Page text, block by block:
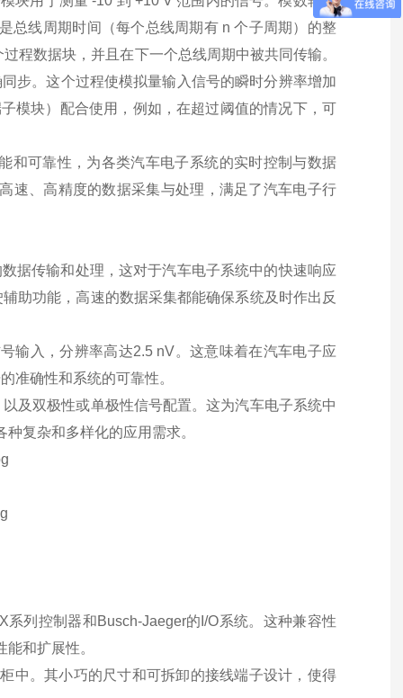
总线周期时间（每个总线周期有 n 个子周期）的整
程数据块，并且在下一个总线周期中被共同传输。
步。这个过程使模拟量输入信号的瞬时分辨率增加
模块）配合使用，例如，在超过阈值的情况下，可
和可靠性，为各类汽车电子系统的实时控制与数据
速、高精度的数据采集与处理，满足了汽车电子行
据传输和处理，这对于汽车电子系统中的快速响应
助功能，高速的数据采集都能确保系统及时作出反
输入，分辨率高达2.5 nV。这意味着在汽车电子应
准确性和系统的可靠性。
及双极性或单极性信号配置。这为汽车电子系统中
复杂和多样化的应用需求。
列控制器和Busch-Jaeger的I/O系统。这种兼容性
和扩展性。
中。其小巧的尺寸和可拆卸的接线端子设计，使得